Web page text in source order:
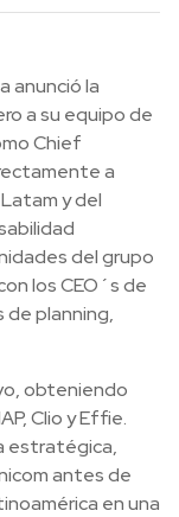
anunció la
a su equipo de
Chief
a
y del
del grupo
los CEO´s de
de planning,
obteniendo
Clio y Effie.
estratégica,
antes de
en una